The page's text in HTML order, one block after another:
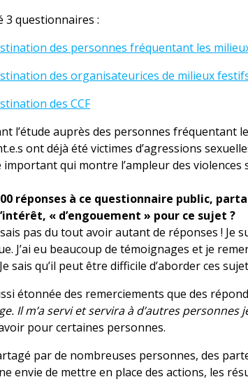
3 questionnaires :
des personnes fréquentant les
des organisateurices de milieux
des CCF
l’étude auprès des personnes fréquentant
ont déjà été victimes d’agressions
qui montre l’ampleur des violences
réponses à ce questionnaire public,
« d’engouement » pour ce sujet ?
pas du tout avoir autant de réponses ! Je
J’ai eu beaucoup de témoignages et je
sais qu’il peut être difficile d’aborder ces
étonnée des remerciements que des
Il m’a servi et servira à d’autres personnes
pour certaines personnes.
par de nombreuses personnes, des
envie de mettre en place des actions, les